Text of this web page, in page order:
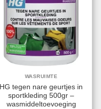
WASRUIMTE
HG tegen nare geurtjes in
sportkleding 500gr –
wasmiddeltoevoeging